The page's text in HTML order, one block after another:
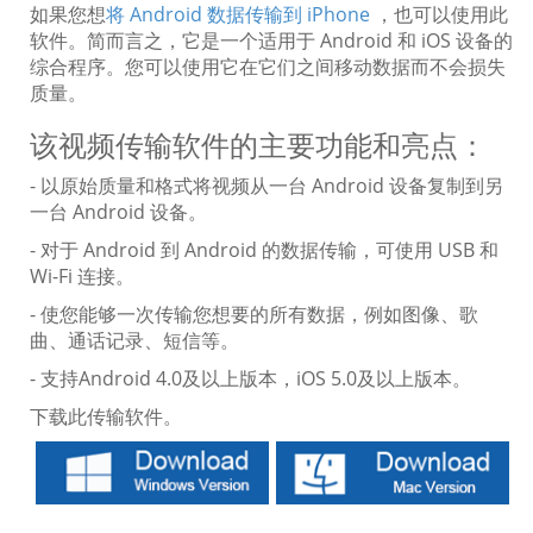
如果您想将 Android 数据传输到 iPhone ，也可以使用此
软件。简而言之，它是一个适用于 Android 和 iOS 设备的
综合程序。您可以使用它在它们之间移动数据而不会损失
质量。
该视频传输软件的主要功能和亮点：
- 以原始质量和格式将视频从一台 Android 设备复制到另
一台 Android 设备。
- 对于 Android 到 Android 的数据传输，可使用 USB 和
Wi-Fi 连接。
- 使您能够一次传输您想要的所有数据，例如图像、歌
曲、通话记录、短信等。
- 支持Android 4.0及以上版本，iOS 5.0及以上版本。
下载此传输软件。